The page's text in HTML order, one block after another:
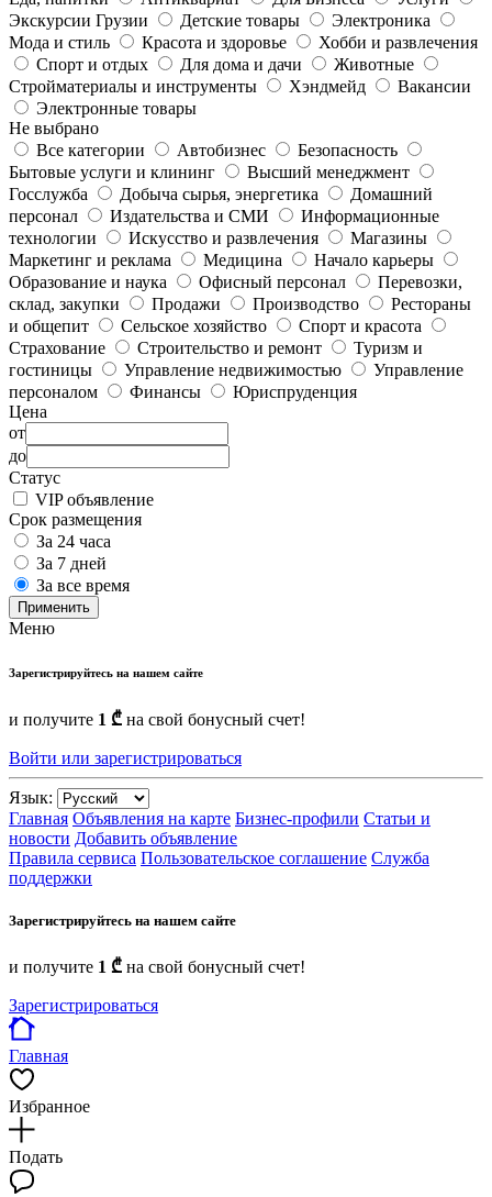
Экскурсии Грузии
Детские товары
Электроника
Мода и стиль
Красота и здоровье
Хобби и развлечения
Спорт и отдых
Для дома и дачи
Животные
Стройматериалы и инструменты
Хэндмейд
Вакансии
Электронные товары
Не выбрано
Все категории
Автобизнес
Безопасность
Бытовые услуги и клининг
Высший менеджмент
Госслужба
Добыча сырья, энергетика
Домашний
персонал
Издательства и СМИ
Информационные
технологии
Искусство и развлечения
Магазины
Маркетинг и реклама
Медицина
Начало карьеры
Образование и наука
Офисный персонал
Перевозки,
склад, закупки
Продажи Производство
Рестораны
и общепит
Сельское хозяйство
Спорт и красота
Страхование
Строительство и ремонт
Туризм и
гостиницы
Управление недвижимостью
Управление
персоналом
Финансы
Юриспруденция
Цена
от
до
Статус
VIP объявление
Срок размещения
За 24 часа
За 7 дней
За все время
Применить
Меню
Зарегистрируйтесь на нашем сайте
и получите 1 ₾ на свой бонусный счет!
Войти или зарегистрироваться
Язык:
Главная Объявления на карте Бизнес-профили Статьи и
новости Добавить объявление
Правила сервиса Пользовательское соглашение Служба
поддержки
Зарегистрируйтесь на нашем сайте
и получите 1 ₾ на свой бонусный счет!
Зарегистрироваться
Главная
Избранное
Подать